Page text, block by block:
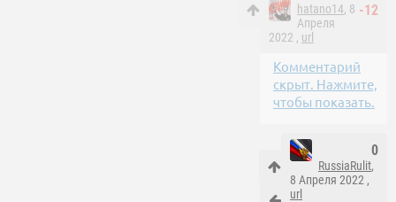
-12
hatano14, 8
Апреля
2022 , url
Комментарий
скрыт. Нажмите,
чтобы показать.
0
RussiaRulit,
8 Апреля 2022 ,
url